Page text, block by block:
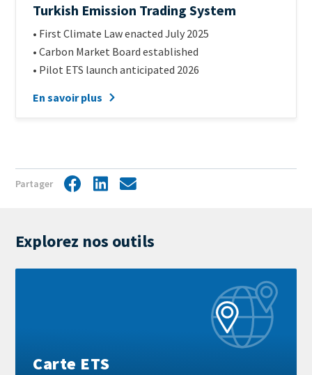
Official
name
of
scheme
Turkish Emission Trading System
Intro
Text
• First Climate Law enacted July 2025
• Carbon Market Board established
• Pilot ETS launch anticipated 2026
En savoir plus
Partager FacebookLinkedIn
Share
Explorez nos outils
Carte ETS